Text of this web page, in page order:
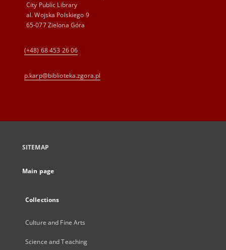
City Public Library
al. Wojska Polskiego 9
65-077 Zielona Góra
(+48) 68 453 26 06
p.karp@biblioteka.zgora.pl
SITEMAP
Main page
Collections
Culture and Fine Arts
Science and Teaching